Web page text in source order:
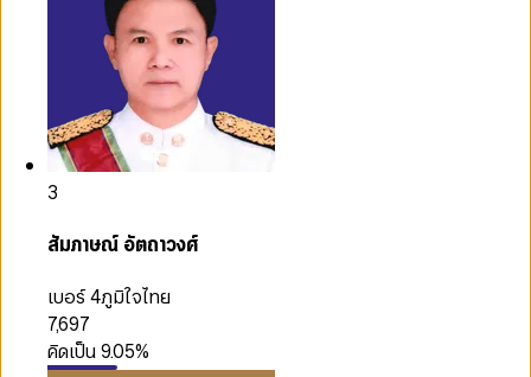
3
สัมภาษณ์ อัตถาวงศ์
เบอร์ 4ภูมิใจไทย
7,697
คิดเป็น9.05%